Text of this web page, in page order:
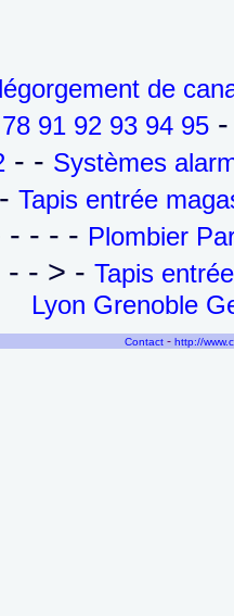
de
91 92 93 94 95
- - Systèmes
-Tapis entrée
- - - - Plombier
- - > - Tapis
Lyon Grenoble
Contact - http://